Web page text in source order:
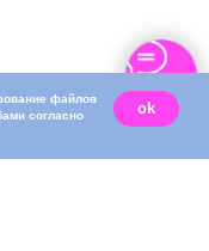
файлов
согласно
ok